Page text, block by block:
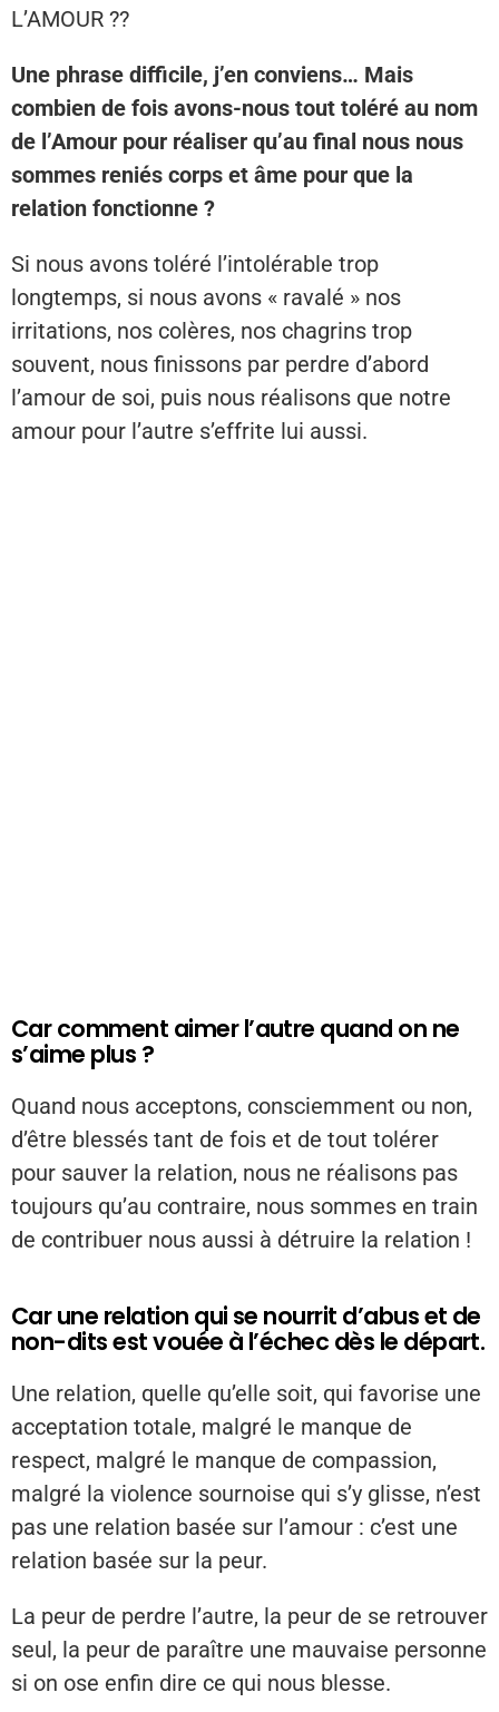
L’AMOUR ??
Une phrase difficile, j’en conviens… Mais
combien de fois avons-nous tout toléré au nom
de l’Amour pour réaliser qu’au final nous nous
sommes reniés corps et âme pour que la
relation fonctionne ?
Si nous avons toléré l’intolérable trop
longtemps, si nous avons « ravalé » nos
irritations, nos colères, nos chagrins trop
souvent, nous finissons par perdre d’abord
l’amour de soi, puis nous réalisons que notre
amour pour l’autre s’effrite lui aussi.
Car comment aimer l’autre quand on ne
s’aime plus ?
Quand nous acceptons, consciemment ou non,
d’être blessés tant de fois et de tout tolérer
pour sauver la relation, nous ne réalisons pas
toujours qu’au contraire, nous sommes en train
de contribuer nous aussi à détruire la relation !
Car une relation qui se nourrit d’abus et de
non-dits est vouée à l’échec dès le départ.
Une relation, quelle qu’elle soit, qui favorise une
acceptation totale, malgré le manque de
respect, malgré le manque de compassion,
malgré la violence sournoise qui s’y glisse, n’est
pas une relation basée sur l’amour : c’est une
relation basée sur la peur.
La peur de perdre l’autre, la peur de se retrouver
seul, la peur de paraître une mauvaise personne
si on ose enfin dire ce qui nous blesse.